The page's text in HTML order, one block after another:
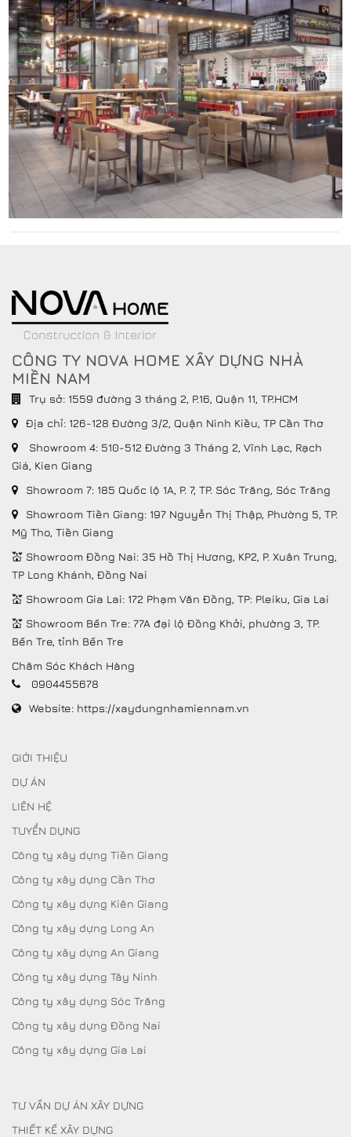
CÔNG TY NOVA HOME XÂY DỰNG NHÀ
MIỀN NAM
Trụ sở: 1559 đường 3 tháng 2, P.16, Quận 11, TP.HCM
Địa chỉ: 126-128 Đường 3/2, Quận Ninh Kiều, TP Cần Thơ
Showroom 4: 510-512 Đường 3 Tháng 2, Vĩnh Lạc, Rạch
Giá, Kien Giang
Showroom 7: 185 Quốc lộ 1A, P. 7, TP. Sóc Trăng, Sóc Trăng
Showroom Tiền Giang: 197 Nguyễn Thị Thập, Phường 5, TP.
Mỹ Tho, Tiền Giang
💒 Showroom Đồng Nai: 35 Hồ Thị Hương, KP2, P. Xuân Trung,
TP Long Khánh, Đồng Nai
💒 Showroom Gia Lai: 172 Phạm Văn Đồng, TP: Pleiku, Gia Lai
💒 Showroom Bến Tre: 77A đại lộ Đồng Khởi, phường 3, TP.
Bến Tre, tỉnh Bến Tre
Chăm Sóc Khách Hàng
0904455678
Website: https://xaydungnhamiennam.vn
GIỚI THIỆU
DỰ ÁN
LIÊN HỆ
TUYỂN DỤNG
Công ty xây dựng Tiền Giang
Công ty xây dựng Cần Thơ
Công ty xây dựng Kiên Giang
Công ty xây dựng Long An
Công ty xây dựng An Giang
Công ty xây dựng Tây Ninh
Công ty xây dựng Sóc Trăng
Công ty xây dựng Đồng Nai
Công ty xây dựng Gia Lai
TƯ VẤN DỰ ÁN XÂY DỰNG
THIẾT KẾ XÂY DỰNG